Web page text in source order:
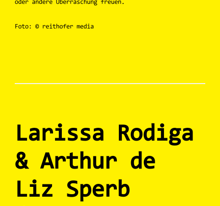
oder andere Überraschung freuen.
Foto: © reithofer media
Larissa Rodiga
& Arthur de
Liz Sperb